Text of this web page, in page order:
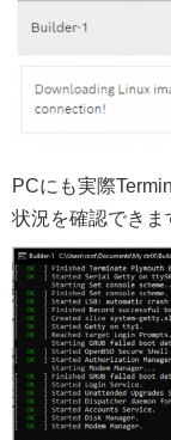
PCにも実際
状況を確認できま